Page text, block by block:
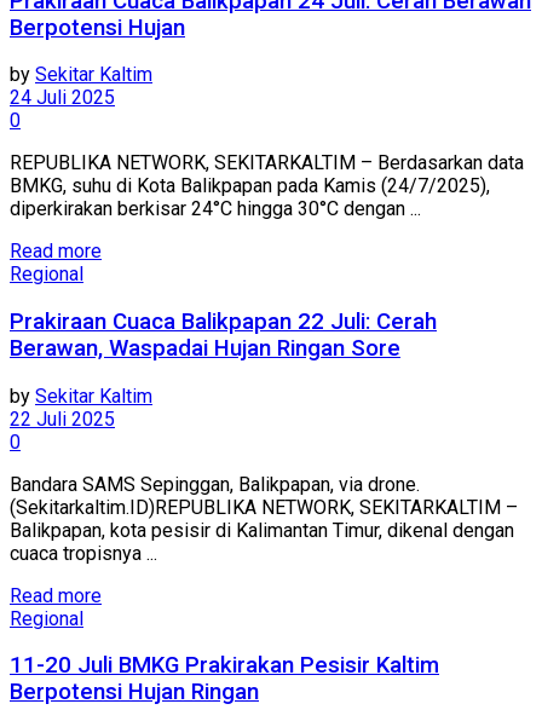
Berpotensi Hujan
by Sekitar Kaltim
24 Juli 2025
0
REPUBLIKA NETWORK, SEKITARKALTIM – Berdasarkan data
BMKG, suhu di Kota Balikpapan pada Kamis (24/7/2025),
diperkirakan berkisar 24°C hingga 30°C dengan ...
Read more
Regional
Prakiraan Cuaca Balikpapan 22 Juli: Cerah
Berawan, Waspadai Hujan Ringan Sore
by Sekitar Kaltim
22 Juli 2025
0
Bandara SAMS Sepinggan, Balikpapan, via drone.
(Sekitarkaltim.ID)REPUBLIKA NETWORK, SEKITARKALTIM –
Balikpapan, kota pesisir di Kalimantan Timur, dikenal dengan
cuaca tropisnya ...
Read more
Regional
11-20 Juli BMKG Prakirakan Pesisir Kaltim
Berpotensi Hujan Ringan